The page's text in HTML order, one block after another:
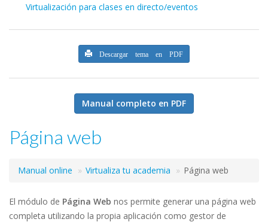
Virtualización para clases en directo/eventos
Descargar tema en PDF
Manual completo en PDF
Página web
Manual online Virtualiza tu academia Página web
El módulo de Página Web nos permite generar una página web
completa utilizando la propia aplicación como gestor de